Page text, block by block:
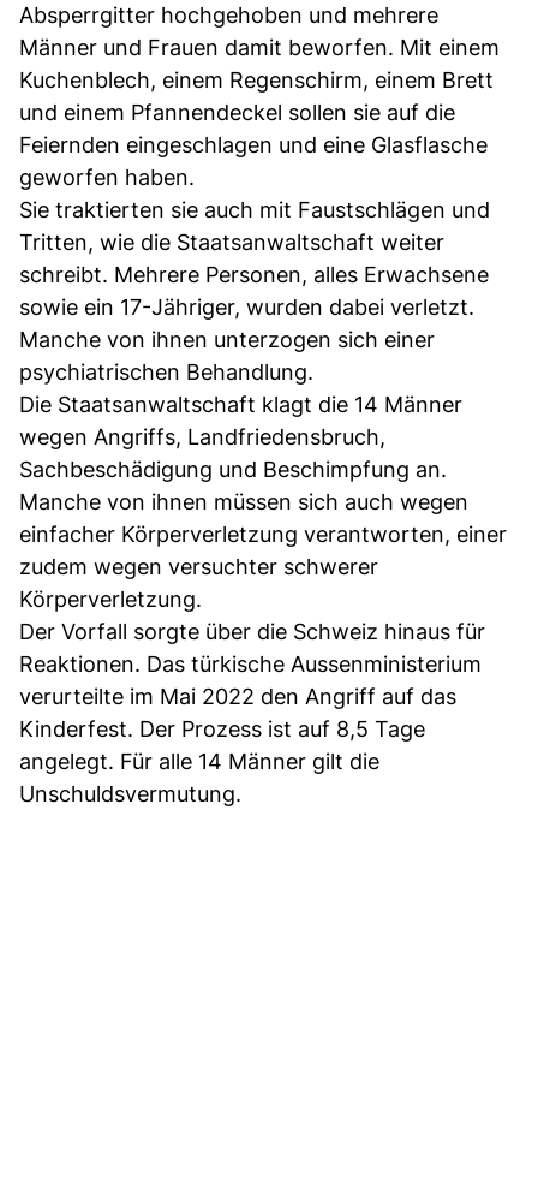
Absperrgitter hochgehoben und mehrere
Männer und Frauen damit beworfen. Mit einem
Kuchenblech, einem Regenschirm, einem Brett
und einem Pfannendeckel sollen sie auf die
Feiernden eingeschlagen und eine Glasflasche
geworfen haben.
Sie traktierten sie auch mit Faustschlägen und
Tritten, wie die Staatsanwaltschaft weiter
schreibt. Mehrere Personen, alles Erwachsene
sowie ein 17-Jähriger, wurden dabei verletzt.
Manche von ihnen unterzogen sich einer
psychiatrischen Behandlung.
Die Staatsanwaltschaft klagt die 14 Männer
wegen Angriffs, Landfriedensbruch,
Sachbeschädigung und Beschimpfung an.
Manche von ihnen müssen sich auch wegen
einfacher Körperverletzung verantworten, einer
zudem wegen versuchter schwerer
Körperverletzung.
Der Vorfall sorgte über die Schweiz hinaus für
Reaktionen. Das türkische Aussenministerium
verurteilte im Mai 2022 den Angriff auf das
Kinderfest. Der Prozess ist auf 8,5 Tage
angelegt. Für alle 14 Männer gilt die
Unschuldsvermutung.